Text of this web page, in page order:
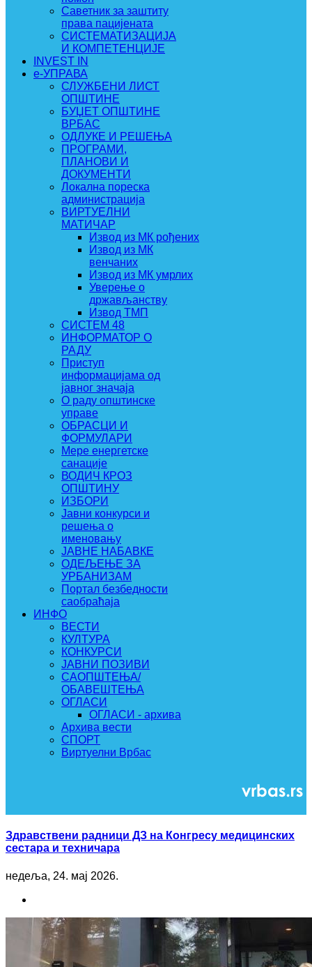
Саветник за заштиту
права пацијената
СИСТЕМАТИЗАЦИЈА
И КОМПЕТЕНЦИЈЕ
INVEST IN
e-УПРАВА
СЛУЖБЕНИ ЛИСТ
ОПШТИНЕ
БУЏЕТ ОПШТИНЕ
ВРБАС
ОДЛУКЕ И РЕШЕЊА
ПРОГРАМИ,
ПЛАНОВИ И
ДОКУМЕНТИ
Локална пореска
администрација
ВИРТУЕЛНИ
МАТИЧАР
Извод из МК рођених
Извод из МК
венчаних
Извод из МК умрлих
Уверење о
држављанству
Извод ТМП
СИСТЕМ 48
ИНФОРМАТОР О
РАДУ
Приступ
информацијама од
јавног значаја
О раду општинске
управе
ОБРАСЦИ И
ФОРМУЛАРИ
Мере енергетске
санације
ВОДИЧ КРОЗ
ОПШТИНУ
ИЗБОРИ
Јавни конкурси и
решења о
именовању
ЈАВНЕ НАБАВКЕ
ОДЕЉЕЊЕ ЗА
УРБАНИЗАМ
Портал безбедности
саобраћаја
ИНФО
ВЕСТИ
КУЛТУРА
КОНКУРСИ
ЈАВНИ ПОЗИВИ
САОПШТЕЊА/
ОБАВЕШТЕЊА
ОГЛАСИ
ОГЛАСИ - архива
Архива вести
СПОРТ
Виртуелни Врбас
Здравствени радници ДЗ на Конгресу медицинских
сестара и техничара
недеља, 24. мај 2026.